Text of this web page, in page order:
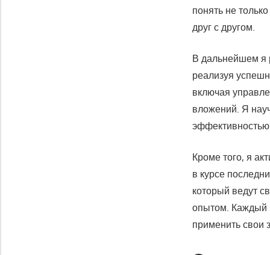
понять не
друг с другом.
В дальнейшем я
реализуя
включая
вложений. Я
Кроме того, я
в курсе
который ведут
опытом. Каждый
применить свои